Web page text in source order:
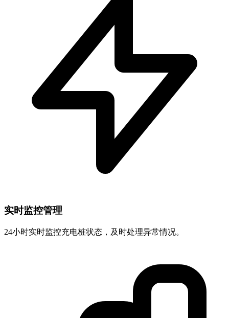
实时监控管理
24小时实时监控充电桩状态，及时处理异常情况。